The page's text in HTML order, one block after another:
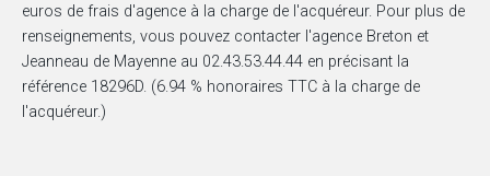
euros de frais d'agence à la charge de l'acquéreur. Pour plus de
renseignements, vous pouvez contacter l'agence Breton et
Jeanneau de Mayenne au 02.43.53.44.44 en précisant la
référence 18296D. (6.94 % honoraires TTC à la charge de
l'acquéreur.)